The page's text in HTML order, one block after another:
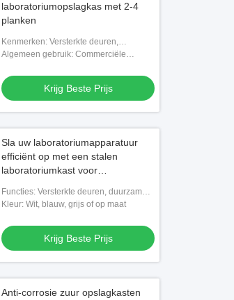
laboratoriumopslagkas met 2-4
planken
Kenmerken: Versterkte deuren,
duurzame afwerking, geventileerde
Algemeen gebruik: Commerciële
Krijg Beste Prijs
Sla uw laboratoriumapparatuur
efficiënt op met een stalen
laboratoriumkast voor
Functies: Versterkte deuren, duurzame
afwerking, geventileerde panelen
Kleur: Wit, blauw, grijs of op maat
Krijg Beste Prijs
Anti-corrosie zuur opslagkasten